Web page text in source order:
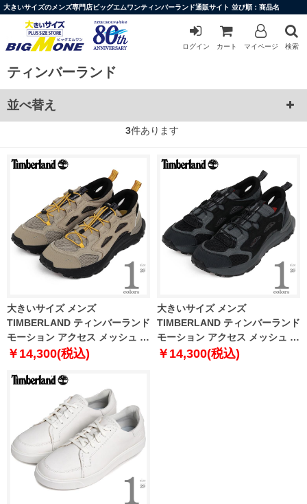
大きいサイズのメンズ専門店ビッグエムワンティンバーランド通販サイト 並び順：商品名
ログイン カート マイページ 検索
ティンバーランド
並べ替え
3件あります
大きいサイズ メンズ
TIMBERLAND ティンバーランド
モーション アクセス メッシュ シ
ューズ MOTION ACCESS MESH
￥14,300(税込)
大きいサイズ メンズ
TIMBERLAND ティンバーランド
モーション アクセス メッシュ シ
ューズ MOTION ACCESS MESH
￥14,300(税込)